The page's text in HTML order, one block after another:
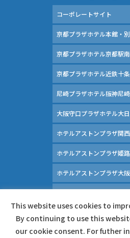
コーポレートサイト
京都プラザホテル本館・
京都プラザホテル京都駅南
京都プラザホテル近鉄十条
尼崎プラザホテル阪神尼崎
大阪守口プラザホテル大
ホテルアストンプラザ関
ホテルアストンプラザ姫路
ホテルアストンプラザ大
マイスイートホーム大府
南紀白浜 和みの湯 花鳥風
This website uses cookies to
By continuing to use this
our cookie consent. For futher